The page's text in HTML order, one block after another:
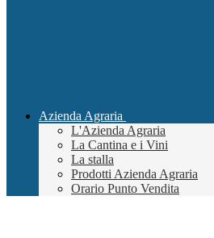
Azienda Agraria
L'Azienda Agraria
La Cantina e i Vini
La stalla
Prodotti Azienda Agraria
Orario Punto Vendita